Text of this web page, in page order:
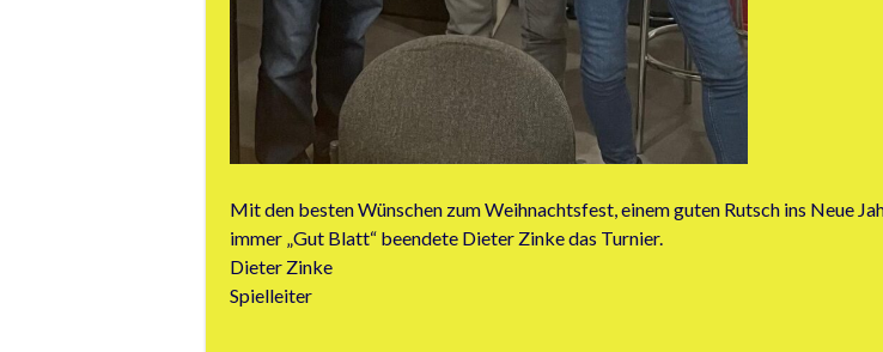
Mit den besten Wünschen zum Weihnachtsfest, einem guten Rutsch ins Neue
immer „Gut Blatt“ beendete Dieter Zinke das Turnier.
Dieter Zinke
Spielleiter